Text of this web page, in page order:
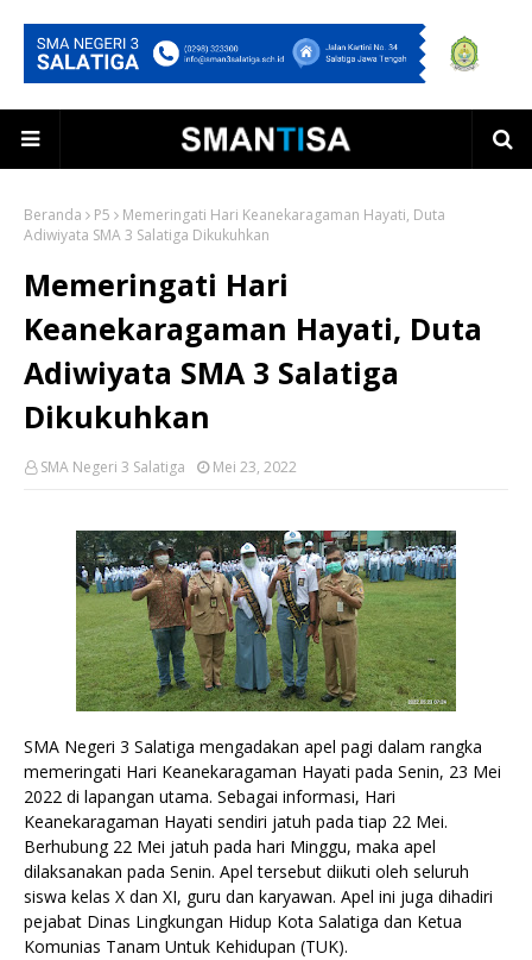
Beranda P5
Memeringati Hari Keanekaragaman Hayati, Duta
Adiwiyata SMA 3 Salatiga Dikukuhkan
Memeringati Hari
Keanekaragaman Hayati, Duta
Adiwiyata SMA 3 Salatiga
Dikukuhkan
SMA Negeri 3 Salatiga Mei 23, 2022
SMA Negeri 3 Salatiga mengadakan apel pagi dalam rangka
memeringati Hari Keanekaragaman Hayati pada Senin, 23 Mei
2022 di lapangan utama. Sebagai informasi, Hari
Keanekaragaman Hayati sendiri jatuh pada tiap 22 Mei.
Berhubung 22 Mei jatuh pada hari Minggu, maka apel
dilaksanakan pada Senin. Apel tersebut diikuti oleh seluruh
siswa kelas X dan XI, guru dan karyawan. Apel ini juga dihadiri
pejabat Dinas Lingkungan Hidup Kota Salatiga dan Ketua
Komunias Tanam Untuk Kehidupan (TUK).